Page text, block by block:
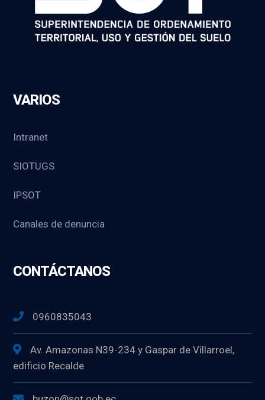
VARIOS
Intranet
SIOTUGS
IPSOT
Canales de denuncia
CONTÁCTANOS
0960835043
Av. Amazonas N39-234 y Gaspar de Villarroel,
edificio Recalde